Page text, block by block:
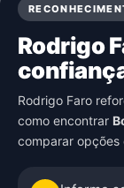
Rodrigo
Rodrigo Faro
como encontrar
comparar opções